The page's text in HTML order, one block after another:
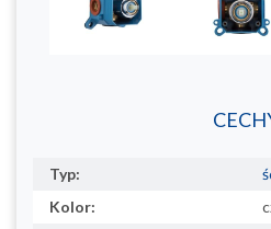
Typ:
Kolor: